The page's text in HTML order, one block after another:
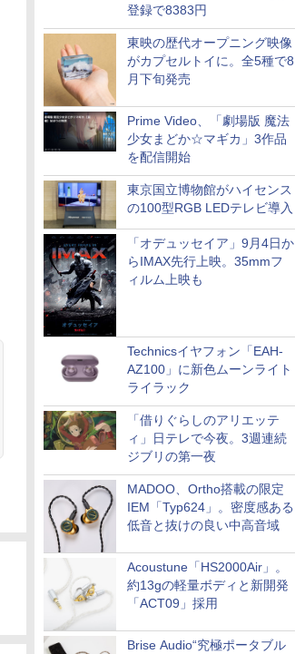
登録で8383円
東映の歴代オープニング映像
がカプセルトイに。全5種で8
月下旬発売
Prime Video、「劇場版 魔法
少女まどか☆マギカ」3作品
を配信開始
東京国立博物館がハイセンス
の100型RGB LEDテレビ導入
「オデュッセイア」9月4日か
らIMAX先行上映。35mmフ
ィルム上映も
Technicsイヤフォン「EAH-
AZ100」に新色ムーンライト
ライラック
「借りぐらしのアリエッテ
ィ」日テレで今夜。3週連続
ジブリの第一夜
MADOO、Ortho搭載の限定
IEM「Typ624」。密度感ある
低音と抜けの良い中高音域
Acoustune「HS2000Air」。
約13gの軽量ボディと新開発
「ACT09」採用
Brise Audio“究極ポータブル